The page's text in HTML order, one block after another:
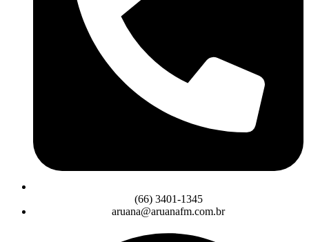
(66) 3401-1345
aruana@aruanafm.com.br